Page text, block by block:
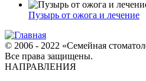
Пузырь от ожога и лечение
© 2006 - 2022 «Семейная
Все права защищены.
НАПРАВЛЕНИЯ